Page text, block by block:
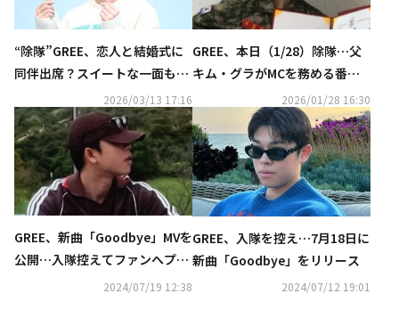
“除隊”GREE、恋人と結婚式に
同伴出席？スイートな一面も…
熱愛説に事務所がコメント
2026/03/13 17:16
GREE、本日（1/28）除隊…父
キム・グラがMCを務める番組
2026/01/28 16:30
GREE、新曲「Goodbye」MVを
公開…入隊控えてファンへプレ
2024/07/19 12:38
GREE、入隊を控え…7月18日に
新曲「Goodbye」をリリース
2024/07/12 19:01